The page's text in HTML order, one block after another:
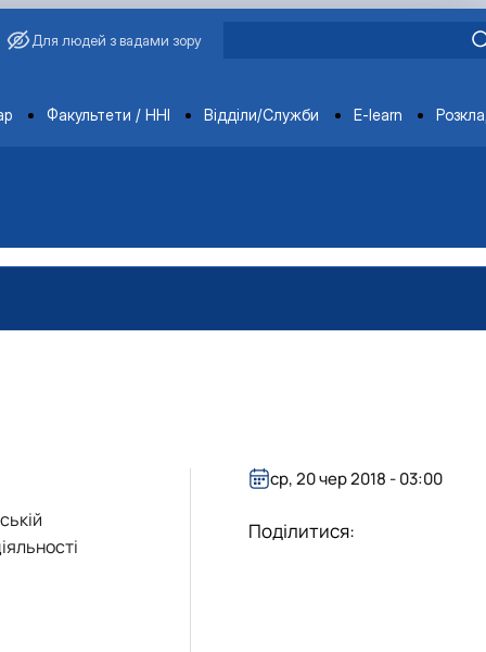
Для людей з вадами зору
Факультети / ННІ Відділи/Служби E-learn
ср, 20 чер 2018 - 03:00
Поділитися: